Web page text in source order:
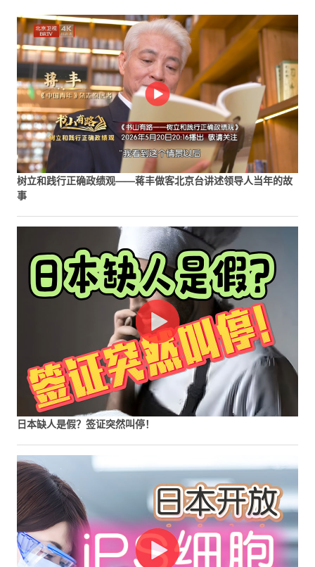
树立和践行正确政绩观——蒋丰做客北京台讲述领导人当年的故
事
日本缺人是假？签证突然叫停！